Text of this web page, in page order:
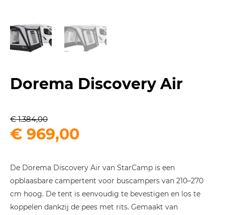
Dorema Discovery Air
€1.384,00
Oorspronkelijke
was:
€ 1.384,00.
€ 969,00Huidige
is:
€ 969,00.
De Dorema Discovery Air van StarCamp is een
opblaasbare campertent voor buscampers van 210–270
cm hoog. De tent is eenvoudig te bevestigen en los te
koppelen dankzij de pees met rits. Gemaakt van